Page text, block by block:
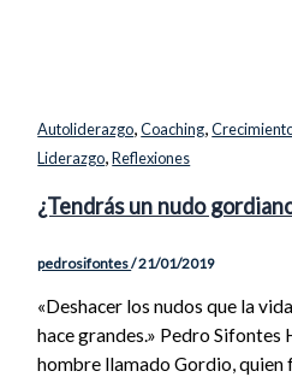
Autoliderazgo,Coaching,
Liderazgo,Reflexiones
¿Tendrás un nudo
pedrosifontes/21/01/2019
«Deshacer los nudos que la
hace grandes.» Pedro Sifontes
hombre llamado Gordio,